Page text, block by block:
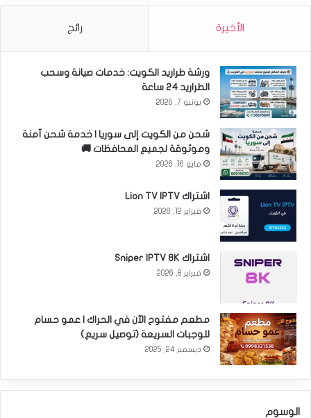
الأخيرة رائج
ورشة طراريد الكويت: خدمات صيانة وسحب
الطراريد 24 ساعة
يونيو 7, 2026
شحن من الكويت إلى سوريا | خدمة شحن آمنة
وموثوقة لجميع المحافظات 🚚
مايو 16, 2026
اشتراك Lion TV IPTV
فبراير 12, 2026
اشتراك Sniper IPTV 8K
فبراير 8, 2026
مطعم مفتوح الآن في الحراك | عمو حسام
للوجبات السريعة (توصيل سريع)
ديسمبر 24, 2025
الوسوم